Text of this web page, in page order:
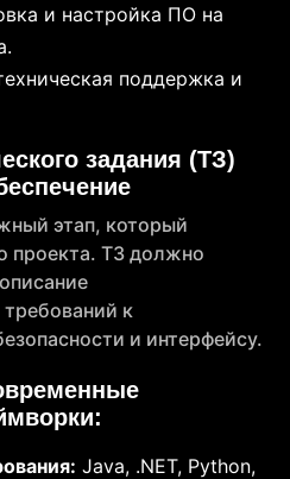
и настройка ПО на
поддержка и
задания (ТЗ)
этап, который
проекта. ТЗ должно
к
и интерфейсу.
Java, .NET, Python,